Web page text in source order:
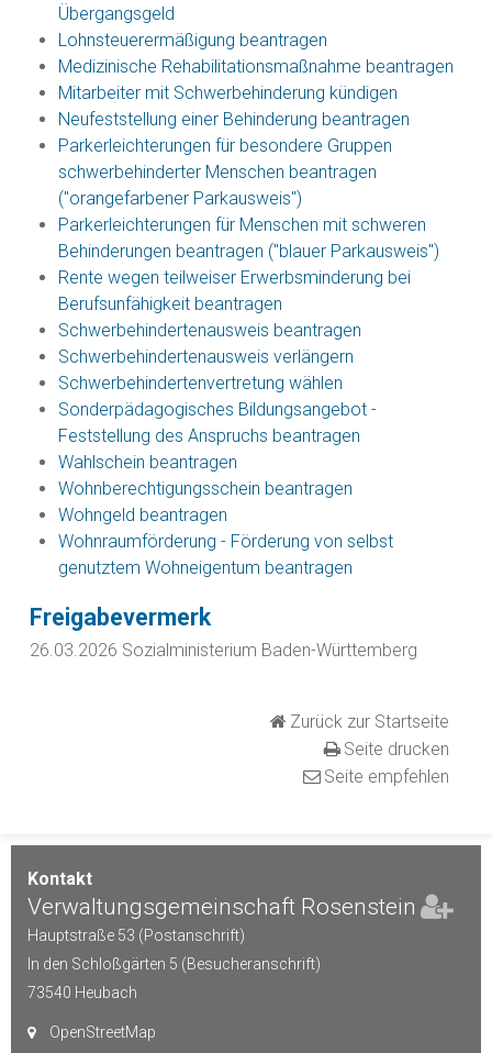
Kontakt
Verwaltungsgemeinschaft Rosenstein
Hauptstraße 53 (Postanschrift)
In den Schloßgärten 5 (Besucheranschrift)
73540 Heubach
OpenStreetMap
Übergangsgeld
Lohnsteuerermäßigung beantragen
Medizinische Rehabilitationsmaßnahme beantragen
Mitarbeiter mit Schwerbehinderung kündigen
Neufeststellung einer Behinderung beantragen
Parkerleichterungen für besondere Gruppen
schwerbehinderter Menschen beantragen
("orangefarbener Parkausweis")
Parkerleichterungen für Menschen mit schweren
Behinderungen beantragen ("blauer Parkausweis")
Rente wegen teilweiser Erwerbsminderung bei
Berufsunfähigkeit beantragen
Schwerbehindertenausweis beantragen
Schwerbehindertenausweis verlängern
Schwerbehindertenvertretung wählen
Sonderpädagogisches Bildungsangebot -
Feststellung des Anspruchs beantragen
Wahlschein beantragen
Wohnberechtigungsschein beantragen
Wohngeld beantragen
Wohnraumförderung - Förderung von selbst
genutztem Wohneigentum beantragen
Freigabevermerk
26.03.2026 Sozialministerium Baden-Württemberg
Zurück zur Startseite
Seite drucken
Seite empfehlen